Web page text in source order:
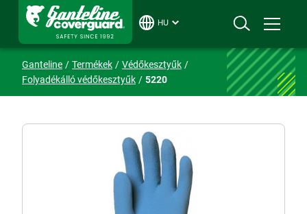
HU
Ganteline Termékek
Védőkesztyűk
Folyadékálló védőkesztyűk
5220